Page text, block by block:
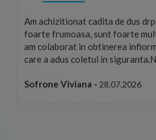
Am achizitionat cadita de dus
foarte frumoasa, sunt foarte
am colaborat in obtinerea
care a adus coletul in
Sofrone Viviana - 28.07.2026